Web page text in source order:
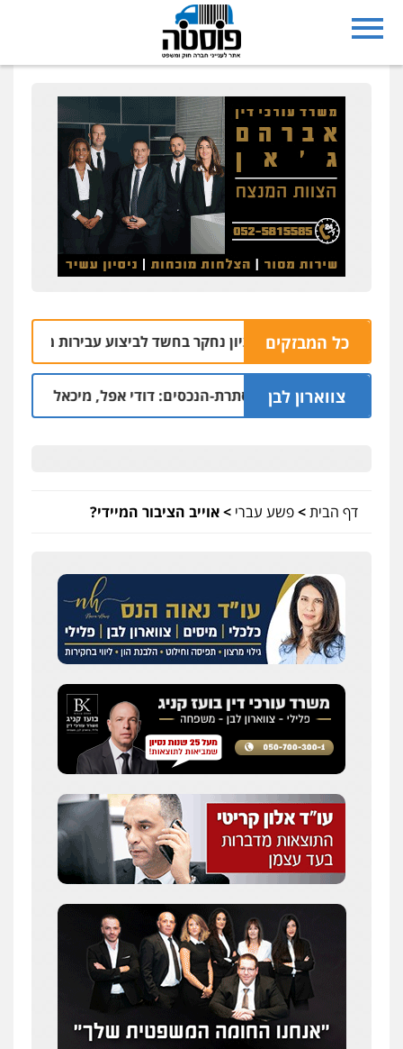
כל המבזקים
ראשון לציון נחקר בחשד לביצוע עבירות מין 05.08 | 10:05
צווארון לבן
בפרשת הסתרת-הנכסים: דודי אפל, מיכאל קליינר והאחים
דף הבית>פשע עברי >אוייב הציבור המיידי?